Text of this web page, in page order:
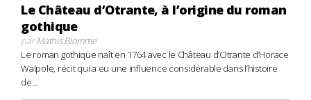
Le Château d’Otrante, à l’origine du roman
gothique
parMathis Blomme
Le roman gothique naît en 1764 avec le Château d’Otrante d’Horace
Walpole, récit qui a eu une influence considérable dans l’histoire
de...